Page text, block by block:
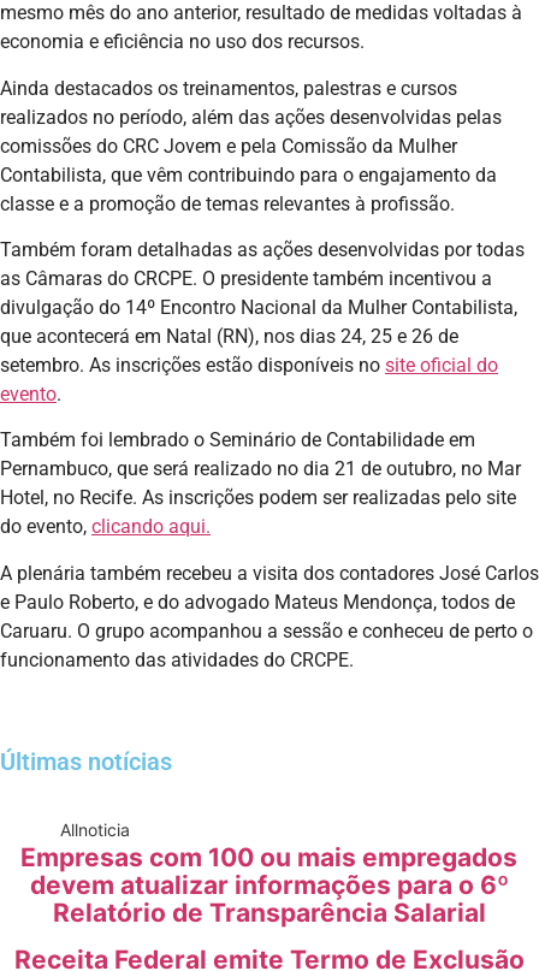
mesmo mês do ano anterior, resultado de medidas voltadas à
economia e eficiência no uso dos recursos.
Ainda destacados os treinamentos, palestras e cursos
realizados no período, além das ações desenvolvidas pelas
comissões do CRC Jovem e pela Comissão da Mulher
Contabilista, que vêm contribuindo para o engajamento da
classe e a promoção de temas relevantes à profissão.
Também foram detalhadas as ações desenvolvidas por todas
as Câmaras do CRCPE. O presidente também incentivou a
divulgação do 14º Encontro Nacional da Mulher Contabilista,
que acontecerá em Natal (RN), nos dias 24, 25 e 26 de
setembro. As inscrições estão disponíveis no site oficial do
evento.
Também foi lembrado o Seminário de Contabilidade em
Pernambuco, que será realizado no dia 21 de outubro, no Mar
Hotel, no Recife. As inscrições podem ser realizadas pelo site
do evento, clicando aqui.
A plenária também recebeu a visita dos contadores José Carlos
e Paulo Roberto, e do advogado Mateus Mendonça, todos de
Caruaru. O grupo acompanhou a sessão e conheceu de perto o
funcionamento das atividades do CRCPE.
Últimas notícias
Allnoticia
Empresas com 100 ou mais empregados
devem atualizar informações para o 6º
Relatório de Transparência Salarial
Receita Federal emite Termo de Exclusão